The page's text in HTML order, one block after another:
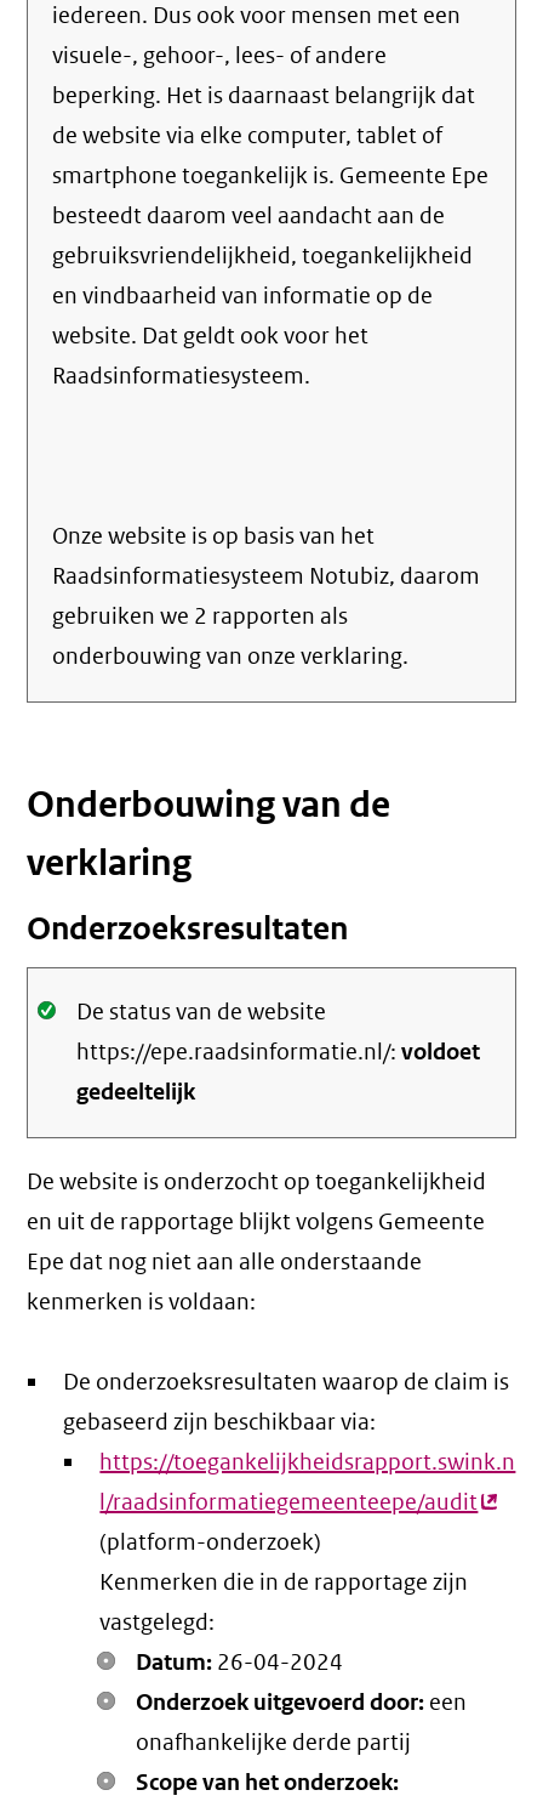
iedereen. Dus ook voor mensen met een
visuele-, gehoor-, lees- of andere
beperking. Het is daarnaast belangrijk dat
de website via elke computer, tablet of
smartphone toegankelijk is. Gemeente Epe
besteedt daarom veel aandacht aan de
gebruiksvriendelijkheid, toegankelijkheid
en vindbaarheid van informatie op de
website. Dat geldt ook voor het
Raadsinformatiesysteem.
Onze website is op basis van het
Raadsinformatiesysteem Notubiz, daarom
gebruiken we 2 rapporten als
onderbouwing van onze verklaring.
Onderbouwing van de
verklaring
Onderzoeksresultaten
Oké.
De status van de website
https://epe.raadsinformatie.nl/:voldoet
gedeeltelijk
De website is onderzocht op toegankelijkheid
en uit de rapportage blijkt volgens Gemeente
Epe dat nog niet aan alle onderstaande
kenmerken is voldaan:
De onderzoeksresultaten waarop de claim is
gebaseerd zijn beschikbaar via:
https://toegankelijkheidsrapport.swink.n
l/raadsinformatiegemeenteepe/audit
(platform-onderzoek)
Kenmerken die in de rapportage zijn
vastgelegd:
Datum: 26-04-2024
Onderzoek uitgevoerd door: een
onafhankelijke derde partij
Scope van het onderzoek: